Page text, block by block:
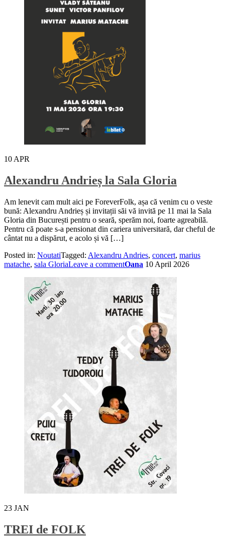
10 APR
Alexandru Andrieș la Sala Gloria
Am lenevit cam mult aici pe ForeverFolk, așa că venim cu o veste
bună: Alexandru Andrieș și invitații săi vă invită pe 11 mai la Sala
Gloria din București pentru o seară, sperăm noi, foarte agreabilă.
Pentru că poate s-a pensionat din cariera universitară, dar cheful de
cântat nu a dispărut, e acolo și vă […]
Posted in: NoutatiTagged: Alexandru Andries, concert, marius
matache, sala GloriaLeave a commentOana 10 April 2026
23 JAN
TREI de FOLK